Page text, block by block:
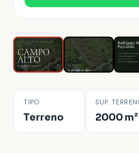
TIPO
Terreno
SUP.
2000 m²